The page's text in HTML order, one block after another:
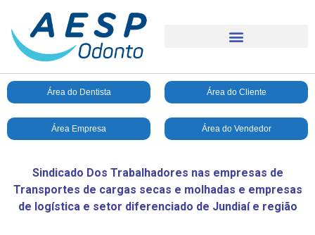
Área do Dentista Área do Cliente
Área Empresa Área do Vendedor
Sindicado Dos Trabalhadores nas empresas de
Transportes de cargas secas e molhadas e empresas
de logística e setor diferenciado de Jundiaí e região